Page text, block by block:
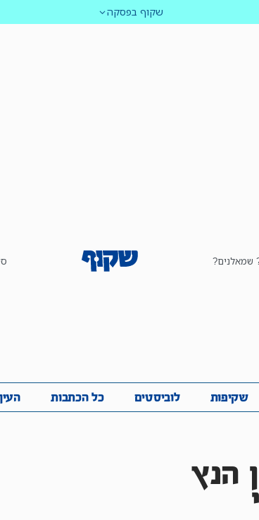
שקוף בפסקה
שמאלנים?
שקיפות לוביסטים כל הכתבות
שקיפות לוביסטים כל הכתבות העין
הנץ